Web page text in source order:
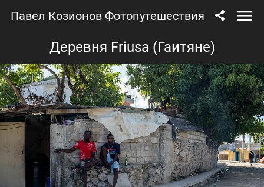
Павел Козионов Фотопутешествия
Деревня Friusa (Гаитяне)